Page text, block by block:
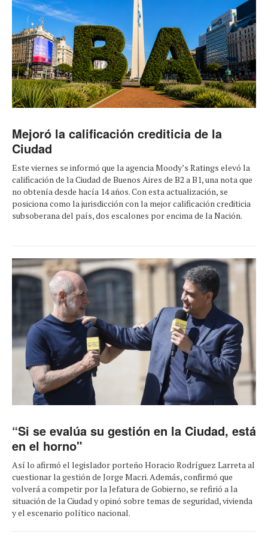
Mejoró la calificación crediticia de la
Ciudad
Este viernes se informó que la agencia Moody’s Ratings elevó la
calificación de la Ciudad de Buenos Aires de B2 a B1, una nota que
no obtenía desde hacía 14 años. Con esta actualización, se
posiciona como la jurisdicción con la mejor calificación crediticia
subsoberana del país, dos escalones por encima de la Nación.
“Si se evalúa su gestión en la Ciudad, está
en el horno"
Así lo afirmó el legislador porteño Horacio Rodríguez Larreta al
cuestionar la gestión de Jorge Macri. Además, confirmó que
volverá a competir por la Jefatura de Gobierno, se refirió a la
situación de la Ciudad y opinó sobre temas de seguridad, vivienda
y el escenario político nacional.